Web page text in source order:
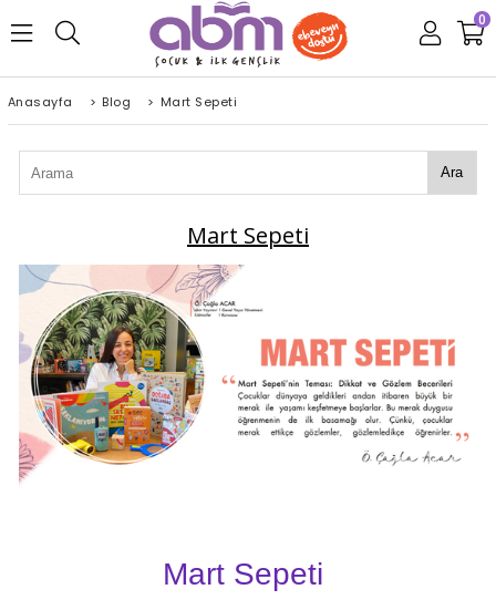
0
Anasayfa > Blog > Mart Sepeti
Ara
Mart Sepeti
Mart Sepeti